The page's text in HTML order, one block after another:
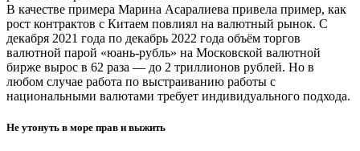
В качестве примера Марина Асаралиева привела пример, как
рост контрактов с Китаем повлиял на валютный рынок. С
декабря 2021 года по декабрь 2022 года объём торгов
валютной парой «юань-рубль» на Московской валютной
бирже вырос в 62 раза — до 2 триллионов рублей. Но в
любом случае работа по выстраиванию работы с
национальными валютами требует индивидуального подхода.
Не утонуть в море прав и выжить